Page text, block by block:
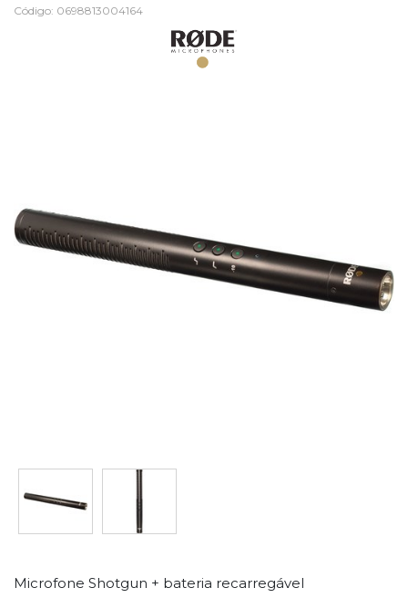
Código: 0698813004164
Microfone Shotgun + bateria recarregável